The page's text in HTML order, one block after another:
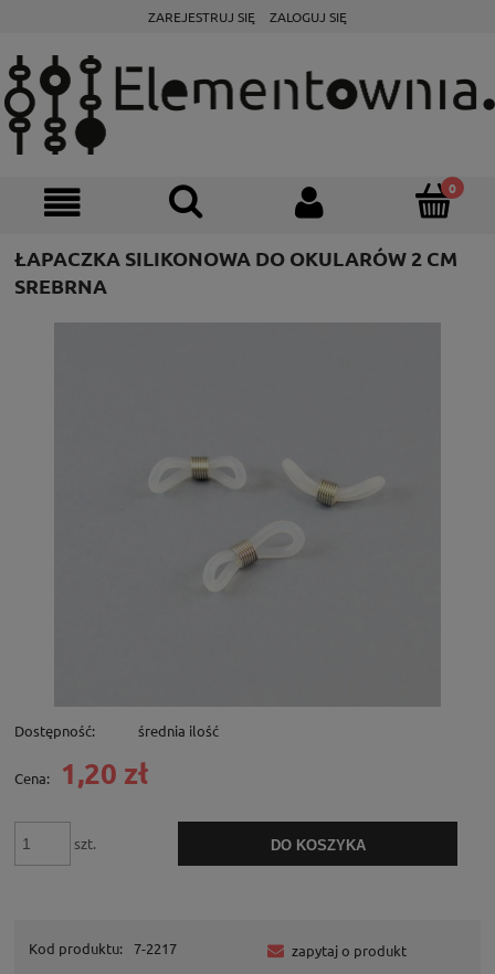
ZAREJESTRUJ SIĘ ZALOGUJ SIĘ
ŁAPACZKA SILIKONOWA DO OKULARÓW 2 CM
SREBRNA
Dostępność: średnia ilość
Cena: 1,20 zł
szt. DO KOSZYKA
Kod produktu: 7-2217 zapytaj o produkt